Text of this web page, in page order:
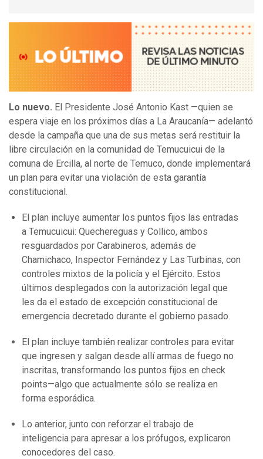
Lo nuevo. El Presidente José Antonio Kast —quien se
espera viaje en los próximos días a La Araucanía— adelantó
desde la campaña que una de sus metas será restituir la
libre circulación en la comunidad de Temucuicui de la
comuna de Ercilla, al norte de Temuco, donde implementará
un plan para evitar una violación de esta garantía
constitucional.
El plan incluye aumentar los puntos fijos las entradas
a Temucuicui: Quechereguas y Collico, ambos
resguardados por Carabineros, además de
Chamichaco, Inspector Fernández y Las Turbinas, con
controles mixtos de la policía y el Ejército. Estos
últimos desplegados con la autorización legal que
les da el estado de excepción constitucional de
emergencia decretado durante el gobierno pasado.
El plan incluye también realizar controles para evitar
que ingresen y salgan desde allí armas de fuego no
inscritas, transformando los puntos fijos en check
points—algo que actualmente sólo se realiza en
forma esporádica.
Lo anterior, junto con reforzar el trabajo de
inteligencia para apresar a los prófugos, explicaron
conocedores del caso.